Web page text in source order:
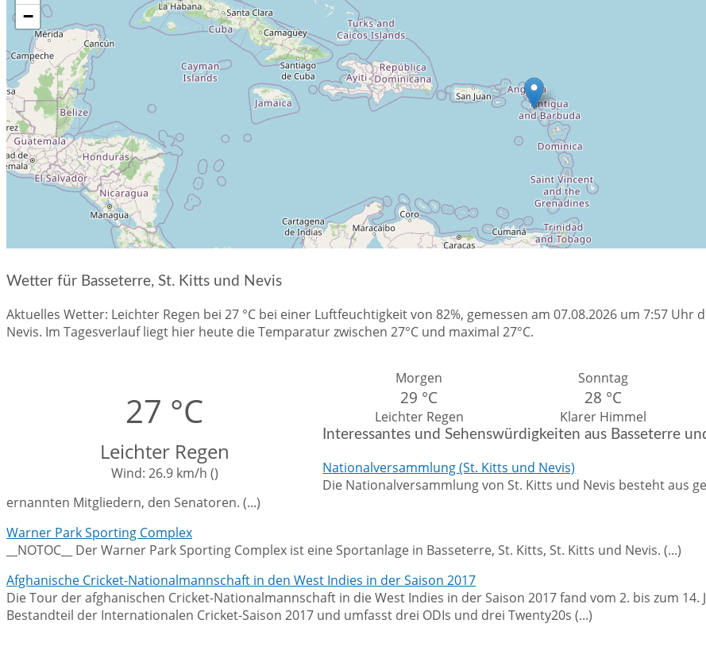
−
Wetter für Basseterre, St. Kitts und Nevis
Aktuelles Wetter: Leichter Regen bei 27 °C bei einer Luftfeuchtigkeit von 82%, gemessen am 07.08.2026 um 7:57
Nevis. Im Tagesverlauf liegt hier heute die Temparatur zwischen 27°C und maximal 27°C.
27 °C
Leichter Regen
Wind: 26.9 km/h ()
Morgen
29 °C
Leichter Regen
Sonntag
28 °C
Klarer Himmel
Interessantes und Sehenswürdigkeiten aus Basseterre
Nationalversammlung (St. Kitts und Nevis)
Die Nationalversammlung von St. Kitts und Nevis besteht aus
ernannten Mitgliedern, den Senatoren. (...)
Warner Park Sporting Complex
__NOTOC__ Der Warner Park Sporting Complex ist eine Sportanlage in Basseterre, St. Kitts, St. Kitts und Nevis. (...)
Afghanische Cricket-Nationalmannschaft in den West Indies in der Saison 2017
Die Tour der afghanischen Cricket-Nationalmannschaft in die West Indies in der Saison 2017 fand vom 2. bis zum
Bestandteil der Internationalen Cricket-Saison 2017 und umfasst drei ODIs und drei Twenty20s (...)